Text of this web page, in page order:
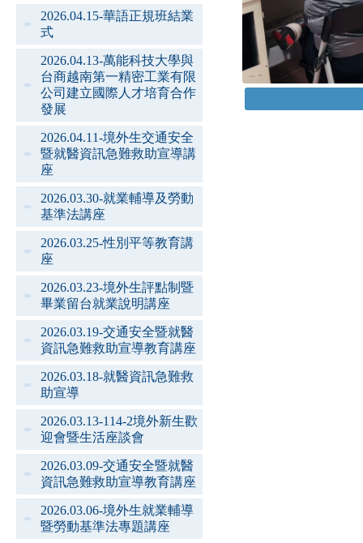
2026.04.15-華語正規班結業
式
2026.04.13-萬能科技大學與
台商越南第一精密工業有限
公司建立國際人才培育合作
發展
2026.04.11-境外生交通安全
暨就醫資訊急難救助宣導講
座
2026.03.30-就業輔導及勞動
基準法講座
2026.03.25-性別平等教育講
座
2026.03.23-境外生評點制暨
畢業留台就業說明講座
2026.03.19-交通安全暨就醫
資訊急難救助宣導教育講座
2026.03.18-就醫資訊急難救
助宣導
2026.03.13-114-2境外新生歡
迎會暨生活座談會
2026.03.09-交通安全暨就醫
資訊急難救助宣導教育講座
2026.03.06-境外生就業輔導
暨勞動基準法專題講座